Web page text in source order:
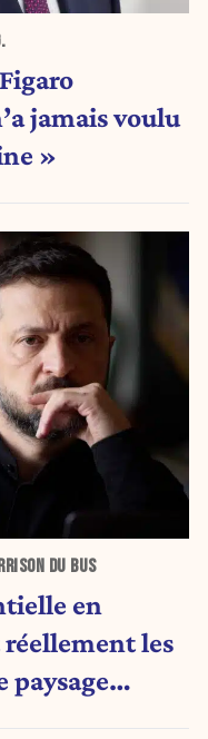
jamais voulu
»
DU BUS
en
les
paysage